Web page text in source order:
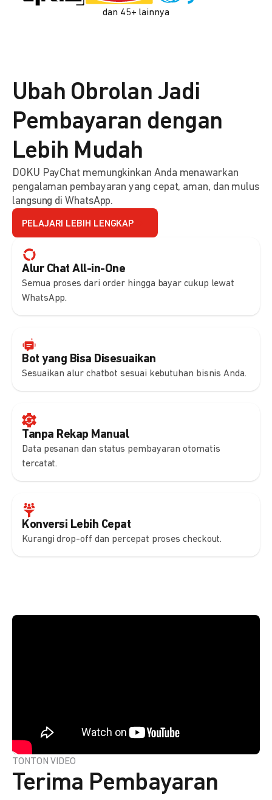
dan 45+ lainnya
Alur Chat All-in-One
Semua proses dari order hingga bayar cukup lewat
WhatsApp.
Bot yang Bisa Disesuaikan
Sesuaikan alur chatbot sesuai kebutuhan bisnis Anda.
Tanpa Rekap Manual
Data pesanan dan status pembayaran otomatis
tercatat.
Konversi Lebih Cepat
Kurangi drop-off dan percepat proses checkout.
Ubah Obrolan Jadi
Pembayaran dengan
Lebih Mudah
DOKU PayChat memungkinkan Anda menawarkan
pengalaman pembayaran yang cepat, aman, dan mulus
langsung di WhatsApp.
PELAJARI LEBIH LENGKAP
TONTON VIDEO
Terima Pembayaran